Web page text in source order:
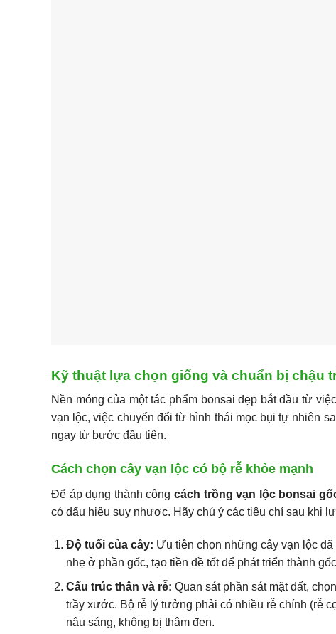
Kỹ thuật lựa chọn giống và chuẩn bị chậu
Nền móng của một tác phẩm bonsai đẹp bắt đầu từ
vạn lộc, việc chuyển đổi từ hình thái mọc bụi tự nhiên
ngay từ bước đầu tiên.
Cách chọn cây vạn lộc có bộ rễ khỏe mạnh
Để áp dụng thành công cách trồng vạn lộc bonsai
có dấu hiệu suy nhược. Hãy chú ý các tiêu chí sau khi
Độ tuổi của cây: Ưu tiên chọn những cây vạn lộc
nhẹ ở phần gốc, tạo tiền đề tốt để phát triển thành
Cấu trúc thân và rễ: Quan sát phần sát mặt đất,
trầy xước. Bộ rễ lý tưởng phải có nhiều rễ chính (rễ
nâu sáng, không bị thâm đen.